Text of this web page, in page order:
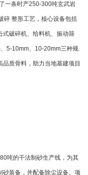
条时产250-300吨玄武岩
碎 整形工艺，核心设备包括
式破碎机、给料机、振动筛
5-10mm、10-20mm三种规
质骨料，助力当地基建项目
吨的干法制砂生产线，为其
装备，并配备除尘设备。项